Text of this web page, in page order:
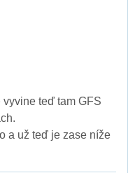
teď tam GFS
a už teď je zase níže